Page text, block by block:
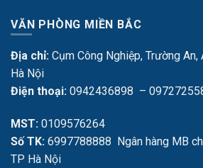
VĂN PHÒNG MIỀN BẮC
Địa chỉ: Cụm Công Nghiệp, Trường
Hà Nội
Điện thoại: 0942436898 –
MST: 0109576264
Số TK: 6997788888 Ngân hàng MB
TP Hà Nội